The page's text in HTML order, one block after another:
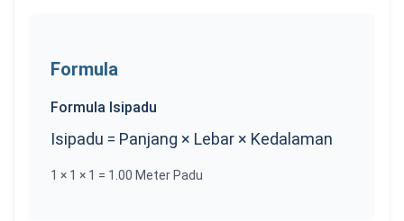
Formula
Formula Isipadu
Isipadu = Panjang × Lebar × Kedalaman
1 × 1 × 1 = 1.00 Meter Padu